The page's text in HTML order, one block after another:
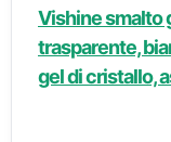
Vishine smalto
trasparente,
gel di cristallo,